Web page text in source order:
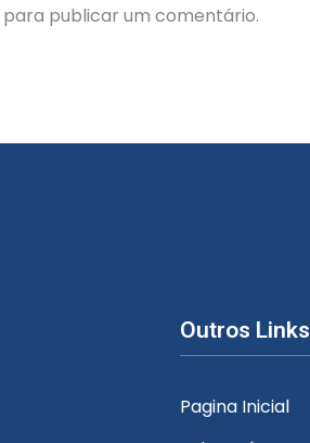
para publicar um comentário.
Outros Links
Pagina Inicial